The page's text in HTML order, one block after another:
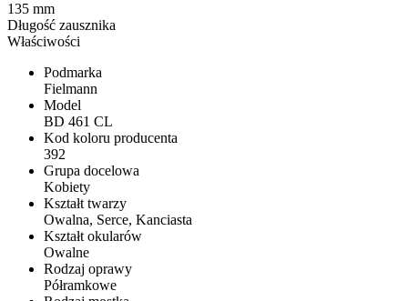
Właściwości
Podmarka
Fielmann
Model
BD 461 CL
Kod koloru producenta
392
Grupa docelowa
Kobiety
Kształt twarzy
Owalna, Serce, Kanciasta
Kształt okularów
Owalne
Rodzaj oprawy
Półramkowe
135 mm
Długość zausznika